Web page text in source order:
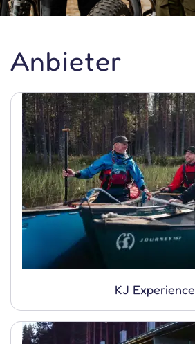
Anbieter
KJ Experience